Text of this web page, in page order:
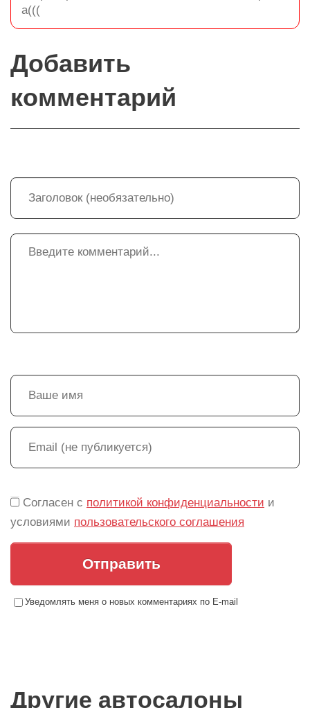
а(((
Добавить
комментарий
Согласен с политикой конфиденциальности и
условиями пользовательского соглашения
Отправить
Уведомлять меня о новых комментариях по E-mail
Другие автосалоны